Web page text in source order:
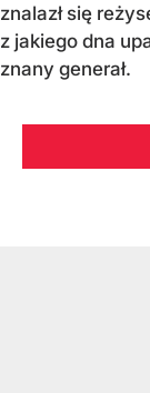
znalazł się
z jakiego dna
znany generał.